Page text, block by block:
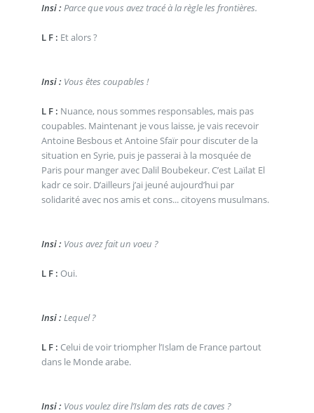
Insi : Parce que vous avez tracé à la règle les frontières.
L F : Et alors ?
Insi : Vous êtes coupables !
L F : Nuance, nous sommes responsables, mais pas
coupables. Maintenant je vous laisse, je vais recevoir
Antoine Besbous et Antoine Sfaïr pour discuter de la
situation en Syrie, puis je passerai à la mosquée de
Paris pour manger avec Dalil Boubekeur. C’est Laïlat El
kadr ce soir. D’ailleurs j’ai jeuné aujourd’hui par
solidarité avec nos amis et cons... citoyens musulmans.
Insi : Vous avez fait un voeu ?
L F : Oui.
Insi : Lequel ?
L F : Celui de voir triompher l’Islam de France partout
dans le Monde arabe.
Insi : Vous voulez dire l’Islam des rats de caves ?